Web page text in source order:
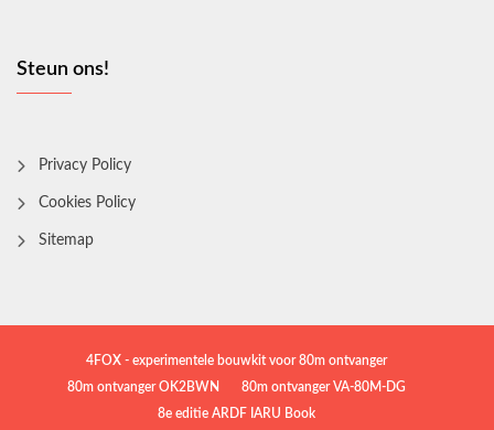
Steun ons!
Privacy Policy
Cookies Policy
Sitemap
4FOX - experimentele bouwkit voor 80m ontvanger
80m ontvanger OK2BWN
80m ontvanger VA-80M-DG
8e editie ARDF IARU Book